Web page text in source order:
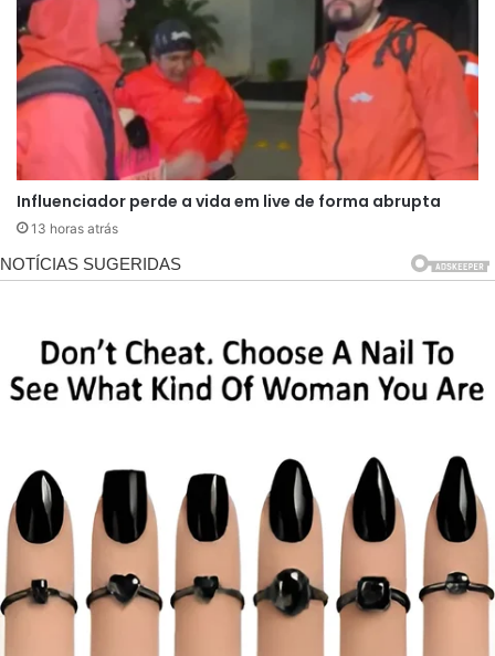
do Nordeste. A família Dias Branco aparece
frequentemente em rankings de grandes
fortunas brasileiras, incluindo listas divulgadas
pela revista Forbes. Atualmente, seis integrantes
da família figuram entre os bilionários cearenses.
Entre eles está Consuelo Dias Branco, viúva do
fundador Ivens Dias Branco, considerada a
mulher mais rica das regiões Norte e Nordeste
Além de Consuelo, os filhos da família também
Marcos Dias Branco, ao lado dos irmãos Cláudio,
Ivens Júnior, Maria das Graças e Maria Regina,
integra o grupo de herdeiros ligados ao controle
da companhia. Segundo dados divulgados pela
Forbes, cada um deles possui fortuna estimada
em cerca de R$ 1 bilhão. Somados, os
Influenciador perde a vida em live de forma abrupta
13 horas atrás